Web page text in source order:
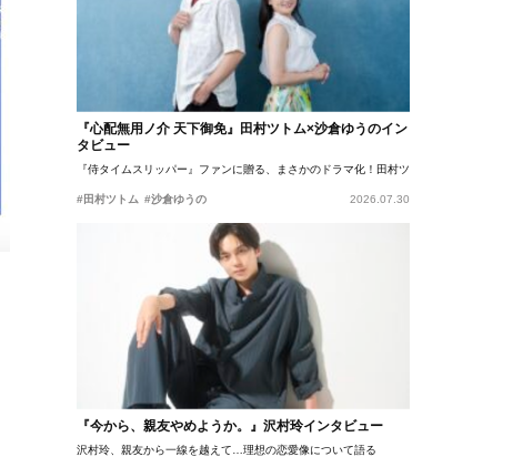
『心配無用ノ介 天下御免』田村ツトム×沙倉ゆうのイン
タビュー
『侍タイムスリッパー』ファンに贈る、まさかのドラマ化！田村ツトム×沙倉ゆうのが語
#田村ツトム #沙倉ゆうの 2026.07.30
『今から、親友やめようか。』沢村玲インタビュー
沢村玲、親友から一線を越えて…理想の恋愛像について語る